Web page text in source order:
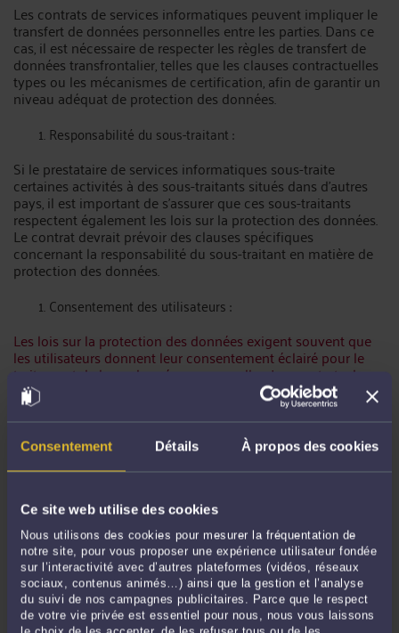
Consentement Détails À propos des cookies
Ce site web utilise des cookies
Nous utilisons des cookies pour mesurer la fréquentation de
notre site, pour vous proposer une expérience utilisateur fondée
sur l’interactivité avec d’autres plateformes (vidéos, réseaux
sociaux, contenus animés…) ainsi que la gestion et l’analyse
du suivi de nos campagnes publicitaires. Parce que le respect
de votre vie privée est essentiel pour nous, nous vous laissons
Les contrats de services informatiques peuvent impliquer le
transfert de données personnelles entre les parties. Dans ce
cas, il est nécessaire de respecter les règles de transfert de
données transfrontalier, telles que les clauses contractuelles
types ou les mécanismes de certification, afin de garantir un
niveau adéquat de protection des données.
Responsabilité du sous-traitant :
Si le prestataire de services informatiques sous-traite
certaines activités à des sous-traitants situés dans d'autres
pays, il est important de s'assurer que ces sous-traitants
respectent également les lois sur la protection des données.
Le contrat devrait prévoir des clauses spécifiques
concernant la responsabilité du sous-traitant en matière de
protection des données.
Consentement des utilisateurs :
Les lois sur la protection des données exigent souvent que
les utilisateurs donnent leur consentement éclairé pour le
traitement de leurs données personnelles. Les contrats de
services informatiques doivent donc inclure des dispositions
permettant de recueillir et de gérer efficacement le
consentement des utilisateurs
mesures de sécurité appropriées pour protéger les données
personnelles contre les accès non autorisés, les divulgations
ou les pertes. Il est important d'identifier les normes de
sécurité appropriées et de veiller à ce que le prestataire de
services informatiques les respecte.